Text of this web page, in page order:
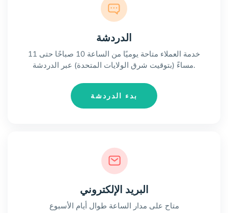
الدردشة
خدمة العملاء متاحة يوميًا من الساعة 10 صباحًا حتى 11
مساءً (بتوقيت شرق الولايات المتحدة) عبر الدردشة.
بدء الدردشة
البريد الإلكتروني
متاح على مدار الساعة طوال أيام الأسبوع